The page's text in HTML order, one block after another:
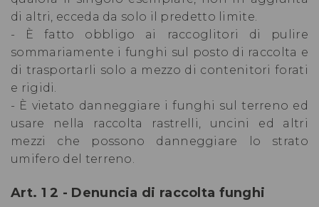
di altri, ecceda da solo il predetto limite.
- È fatto obbligo ai raccoglitori di pulire
sommariamente i funghi sul posto di raccolta e
di trasportarli solo a mezzo di contenitori forati
e rigidi.
- È vietato danneggiare i funghi sul terreno ed
usare nella raccolta rastrelli, uncini ed altri
mezzi che possono danneggiare lo strato
umifero del terreno.
Art. 1 2 - Denuncia di raccolta funghi